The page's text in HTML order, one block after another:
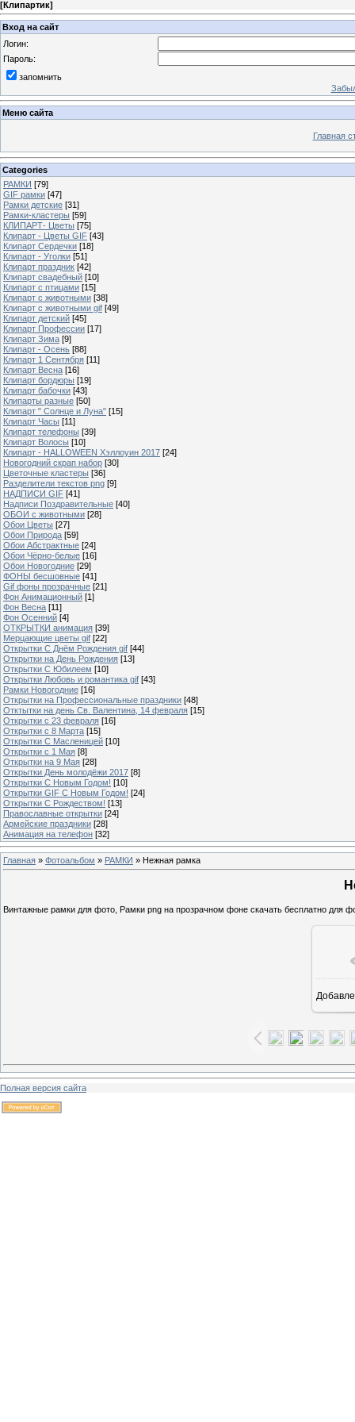
[Клипартик]
Вход на сайт
Логин:
Пароль:
запомнить
Меню сайта
Главная
Categories
РАМКИ [79]
GIF рамки [47]
Рамки детские [31]
Рамки-кластеры [59]
КЛИПАРТ- Цветы [75]
Клипарт - Цветы GIF [43]
Клипарт Сердечки [18]
Клипарт - Уголки [51]
Клипарт праздник [42]
Клипарт свадебный [10]
Клипарт с птицами [15]
Клипарт с животными [38]
Клипарт с животными gif [49]
Клипарт детский [45]
Клипарт Профессии [17]
Клипарт Зима [9]
Клипарт - Осень [88]
Клипарт 1 Сентября [11]
Клипарт Весна [16]
Клипарт бордюры [19]
Клипарт бабочки [43]
Клипарты разные [50]
Клипарт " Солнце и Луна" [15]
Клипарт Часы [11]
Клипарт телефоны [39]
Клипарт Волосы [10]
Клипарт - HALLOWEEN Хэллоуин 2017 [24]
Новогодний скрап набор [30]
Цветочные кластеры [36]
Разделители текстов png [9]
НАДПИСИ GIF [41]
Надписи Поздравительные [40]
ОБОИ с животными [28]
Обои Цветы [27]
Обои Природа [59]
Обои Абстрактные [24]
Обои Чёрно-белые [16]
Обои Новогодние [29]
ФОНЫ бесшовные [41]
Gif фоны прозрачные [21]
Фон Анимационный [1]
Фон Весна [11]
Фон Осенний [4]
ОТКРЫТКИ анимация [39]
Мерцающие цветы gif [22]
Открытки С Днём Рождения gif [44]
Открытки на День Рождения [13]
Открытки С Юбилеем [10]
Открытки Любовь и романтика gif [43]
Рамки Новогодние [16]
Открытки на Профессиональные праздники [48]
Отктытки на день Св. Валентина, 14 февраля [15]
Открытки с 23 февраля [16]
Открытки с 8 Марта [15]
Открытки С Масленицей [10]
Открытки с 1 Мая [8]
Открытки на 9 Мая [28]
Открытки День молодёжи 2017 [8]
Открытки С Новым Годом! [10]
Открытки GIF С Новым Годом! [24]
Открытки С Рождеством! [13]
Православные открытки [24]
Армейские праздники [28]
Анимация на телефон [32]
Главная » Фотоальбом » РАМКИ » Нежная рамка
Винтажные рамки для фото, Рамки png на прозрачном фоне скачать бесплатно для
Полная версия сайта